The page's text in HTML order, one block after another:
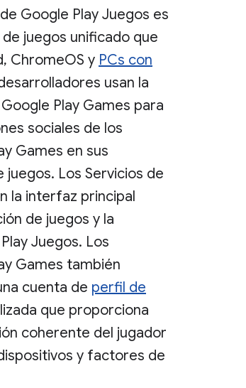
Google Play Juegos es
juegos unificado que
ChromeOS y PCs con
usan la
Play Games para
sociales de los
Games en sus
juegos. Los Servicios de
la interfaz principal
de juegos y la
Juegos. Los
Games también
cuenta de perfil de
que proporciona
coherente del jugador
y factores de